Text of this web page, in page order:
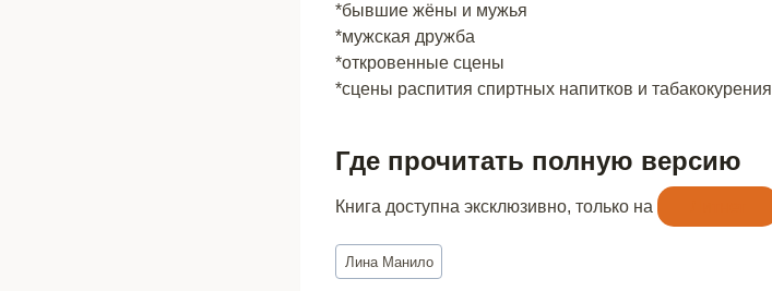
*бывшие жёны и мужья
*мужская дружба
*откровенные сцены
*сцены распития спиртных напитков и табакокурения
Где прочитать полную версию
Книга доступна эксклюзивно, только на
Метки
записи:
Лина Манило